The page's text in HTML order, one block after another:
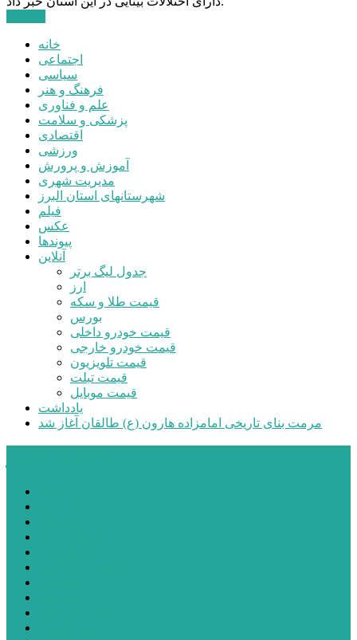
خانه
اجتماعی
سیاسی
فرهنگ و هنر
علم و فناوری
پزشکی و سلامت
اقتصادی
ورزشی
آموزش و پرورش
مدیریت شهری
شهرستانهای استان البرز
فیلم
عکس
پیوندها
آنلاین
جدول لیگ برتر
ارز
قیمت طلا و سکه
بورس
قیمت خودرو داخلی
قیمت خودرو خارجی
قیمت تلویزیون
قیمت تبلت
قیمت موبایل
یادداشت
مرمت بنای تاریخی امامزاده هارون (ع) طالقان آغاز شد